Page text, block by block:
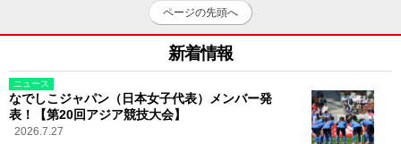
ページの先頭へ
新着情報
ニュース
なでしこジャパン（日本女子代表）メンバー発
表！【第20回アジア競技大会】
2026.7.27